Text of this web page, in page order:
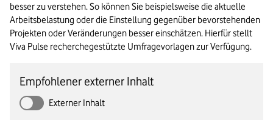
besser zu verstehen. So können Sie beispielsweise die aktuelle
Arbeitsbelastung oder die Einstellung gegenüber bevorstehenden
Projekten oder Veränderungen besser einschätzen. Hierfür stellt
Viva Pulse recherchegestützte Umfragevorlagen zur Verfügung.
Empfohlener externer Inhalt
Externer Inhalt